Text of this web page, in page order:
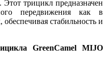
Этот трицикл предназначен
передвижения как в
стабильность и
GreenCamel MIJO